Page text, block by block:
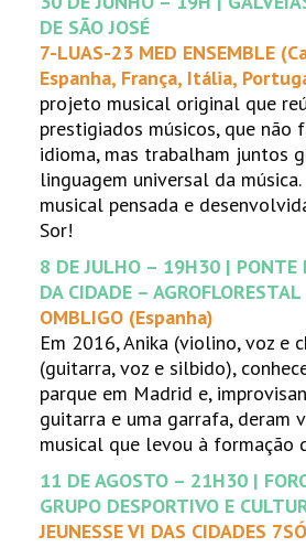
DE SÃO JOSÉ
7-LUAS-23 MED ENSEMBLE
Espanha, França, Itália,
projeto musical original que
prestigiados músicos, que não
idioma, mas trabalham juntos
linguagem universal da
musical pensada e
Sor!
8 DE JULHO – 19H30 | PONTE
DA CIDADE – AGROFLORESTAL
OMBLIGO (Espanha)
Em 2016, Anika (violino, voz e
(guitarra, voz e silbido),
parque em Madrid e,
guitarra e uma garrafa, deram
musical que levou à formação
11 DE AGOSTO – 21H30 |
GRUPO DESPORTIVO E
JEUNESSE VI DAS CIDADES